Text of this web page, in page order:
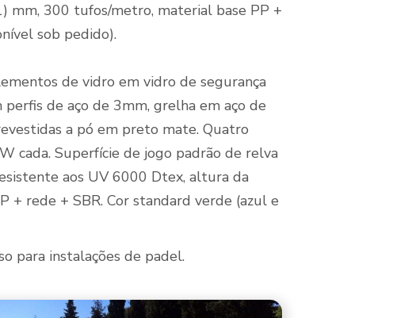
mm, 300 tufos/metro, material base PP +
sob pedido).
de vidro em vidro de segurança
de aço de 3mm, grelha em aço de
a pó em preto mate. Quatro
cada. Superfície de jogo padrão de relva
aos UV 6000 Dtex, altura da
rede + SBR. Cor standard verde (azul e
para instalações de padel.